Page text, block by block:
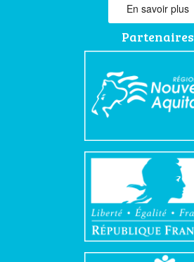
En savoir plus
Partenaires